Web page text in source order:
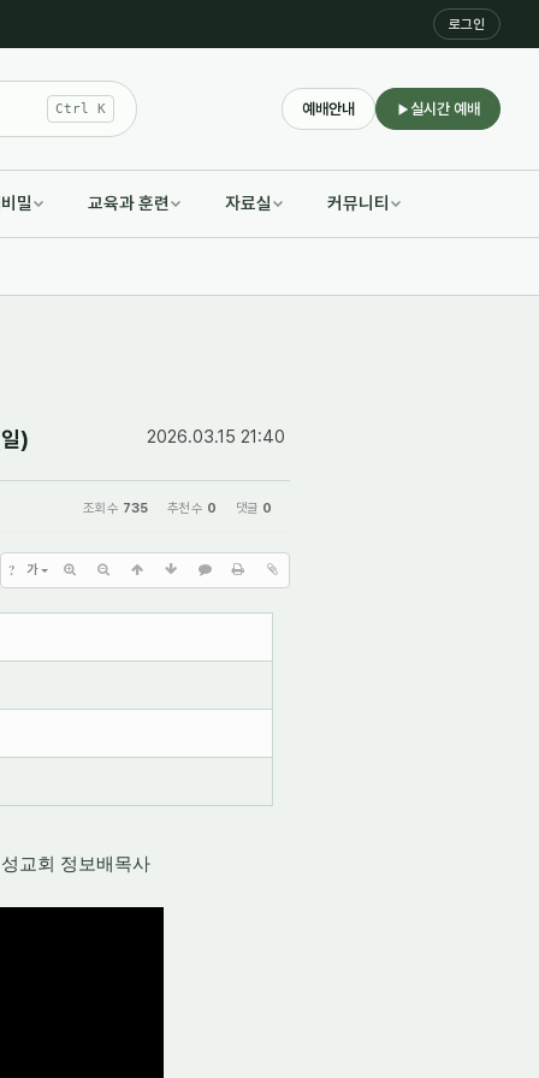
로그인
Ctrl K 예배안내 실시간 예배
밀 교육과 훈련 자료실 커뮤니티
2026.03.15 21:40
)
조회 수 735 추천 수 0 댓글 0
? 가
성교회 정보배목사